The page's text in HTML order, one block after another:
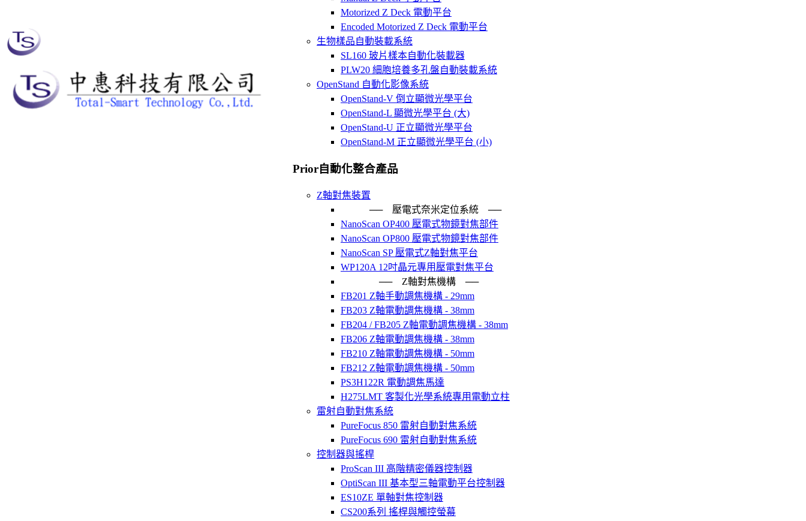
Motorized Z Deck 電動平台
Encoded Motorized Z Deck 電動平台
生物樣品自動裝載系統
SL160 玻片樣本自動化裝載器
PLW20 細胞培養多孔盤自動裝載系統
OpenStand 自動化影像系統
OpenStand-V 倒立顯微光學平台
OpenStand-L 顯微光學平台 (大)
OpenStand-U 正立顯微光學平台
OpenStand-M 正立顯微光學平台 (小)
Prior自動化整合產品
Z軸對焦裝置
── 壓電式奈米定位系統 ──
NanoScan OP400 壓電式物鏡對焦部件
NanoScan OP800 壓電式物鏡對焦部件
NanoScan SP 壓電式Z軸對焦平台
WP120A 12吋晶元專用壓電對焦平台
── Z軸對焦機構 ──
FB201 Z軸手動調焦機構 - 29mm
FB203 Z軸電動調焦機構 - 38mm
FB204 / FB205 Z軸電動調焦機構 - 38mm
FB206 Z軸電動調焦機構 - 38mm
FB210 Z軸電動調焦機構 - 50mm
FB212 Z軸電動調焦機構 - 50mm
PS3H122R 電動調焦馬達
H275LMT 客製化光學系統專用電動立柱
雷射自動對焦系統
PureFocus 850 雷射自動對焦系統
PureFocus 690 雷射自動對焦系統
控制器與搖桿
ProScan III 高階精密儀器控制器
OptiScan III 基本型三軸電動平台控制器
ES10ZE 單軸對焦控制器
CS200系列 搖桿與觸控螢幕